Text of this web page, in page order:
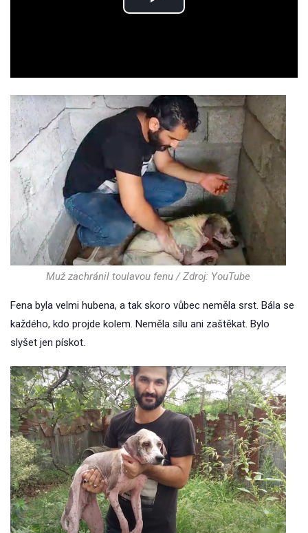
Play
Muž zachránil toulavou fenu / Zdroj: YouTube
Fena byla velmi hubena, a tak skoro vůbec neměla srst. Bála se
každého, kdo projde kolem. Neměla sílu ani zaštěkat. Bylo
slyšet jen pískot.